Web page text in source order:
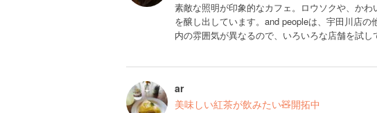
素敵な照明が印象的なカフェ。ロウソクや、か
を醸し出しています。and peopleは、宇田川店
内の雰囲気が異なるので、いろいろな店舗を試し
ar
美味しい紅茶が飲みたい🧸開拓中